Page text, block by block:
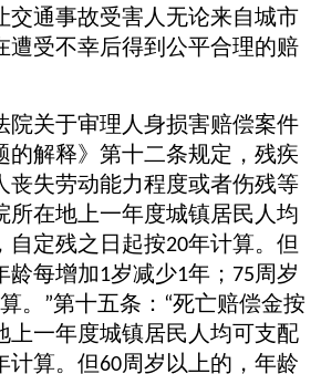
交通事故受害人无论来自城市
遭受不幸后得到公平合理的赔
院关于审理人身损害赔偿案件
的解释》第十二条规定， 残疾
丧失劳动能力程度或者伤残等
所在地上一年度城镇居民人均
自定残之日起按20年计算。但
龄每增加 1岁减少1年； 75周岁
。 ”第十五条： “死亡赔偿金按
上一年度城镇居民人均可支配
计算。但60周岁以上的，年龄